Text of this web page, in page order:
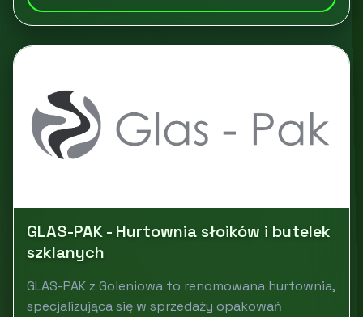
GLAS-PAK - Hurtownia słoików i butelek
szklanych
GLAS-PAK z Goleniowa to renomowana hurtownia,
specjalizująca się w sprzedaży opakowań